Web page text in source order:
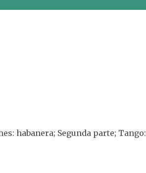
habanera; Segunda parte; Tango: